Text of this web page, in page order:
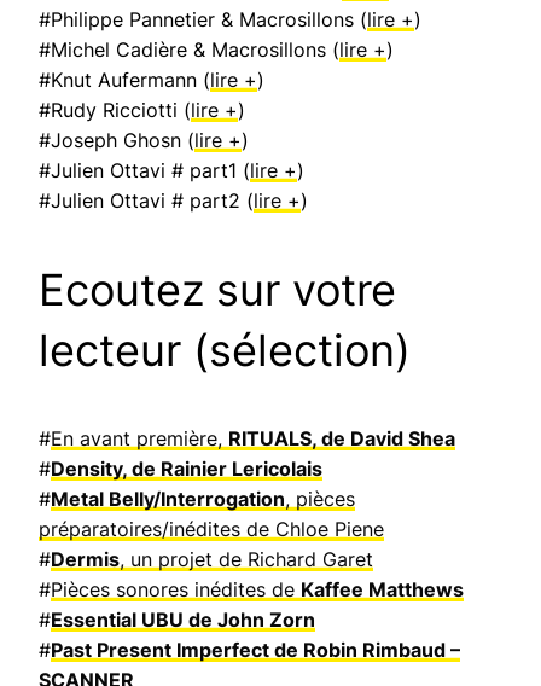
#Philippe Pannetier & Macrosillons (lire +)
#Michel Cadière & Macrosillons (lire +)
#Knut Aufermann (lire +)
#Rudy Ricciotti (lire +)
#Joseph Ghosn (lire +)
#Julien Ottavi # part1 (lire +)
#Julien Ottavi # part2 (lire +)
Ecoutez sur votre
lecteur (sélection)
#En avant première, RITUALS, de David Shea
#Density, de Rainier Lericolais
#Metal Belly/Interrogation, pièces
préparatoires/inédites de Chloe Piene
#Dermis, un projet de Richard Garet
#Pièces sonores inédites de Kaffee Matthews
#Essential UBU de John Zorn
#Past Present Imperfect de Robin Rimbaud –
SCANNER